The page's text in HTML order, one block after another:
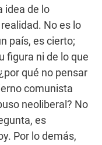
idea de lo
No es lo
país, es cierto;
figura ni de lo que
qué no pensar
comunista
neoliberal? No
es
Por lo demás,